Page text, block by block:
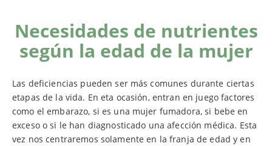
Necesidades de nutrientes
según la edad de la mujer
Las deficiencias pueden ser más comunes durante ciertas
etapas de la vida. En eta ocasión, entran en juego factores
como el embarazo, si es una mujer fumadora, si bebe en
exceso o si le han diagnosticado una afección médica. Esta
vez nos centraremos solamente en la franja de edad y en